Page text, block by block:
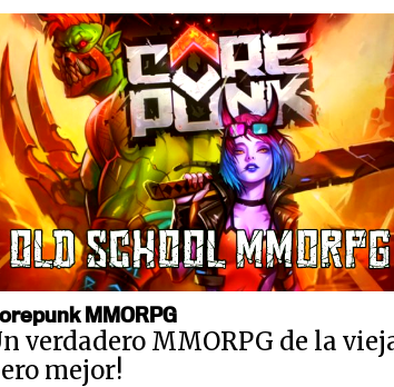
MMORPG
verdadero MMORPG de la
mejor!